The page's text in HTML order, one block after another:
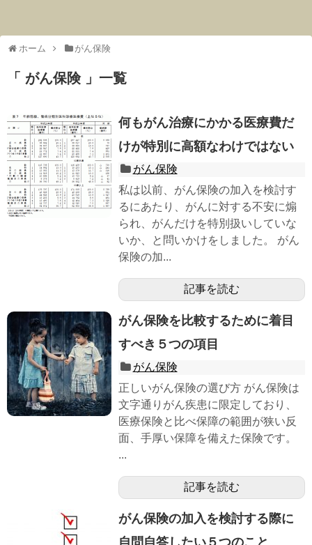
ホーム がん保険
「 がん保険 」一覧
何もがん治療にかかる医療費だ
けが特別に高額なわけではない
がん保険
私は以前、がん保険の加入を検討す
るにあたり、がんに対する不安に煽
られ、がんだけを特別扱いしていな
いか、と問いかけをしました。 がん
保険の加...
記事を読む
がん保険を比較するために着目
すべき５つの項目
がん保険
正しいがん保険の選び方 がん保険は
文字通りがん疾患に限定しており、
医療保険と比べ保障の範囲が狭い反
面、手厚い保障を備えた保険です。
...
記事を読む
がん保険の加入を検討する際に